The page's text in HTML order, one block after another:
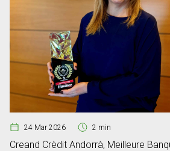
24 Mar 2026 2 min
Creand Crèdit Andorrà, Meilleure